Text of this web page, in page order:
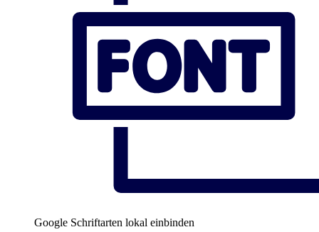
Google Schriftarten lokal einbinden